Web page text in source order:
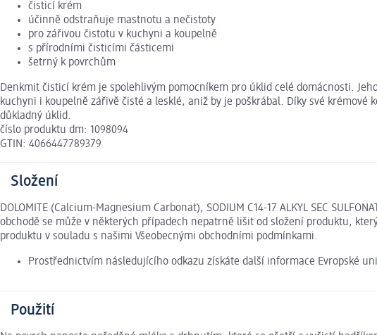
čisticí krém
účinně odstraňuje mastnotu a nečistoty
pro zářivou čistotu v kuchyni a koupelně
s přírodními čisticími částicemi
šetrný k povrchům
Denkmit čisticí krém je spolehlivým pomocníkem pro úklid celé domácnosti.
kuchyni i koupelně zářivě čisté a lesklé, aniž by je poškrábal. Díky své
důkladný úklid.
číslo produktu dm: 1098094
GTIN: 4066447789379
Složení
DOLOMITE (Calcium-Magnesium Carbonat), SODIUM C14-17 ALKYL SEC
obchodě se může v některých případech nepatrně lišit od složení produktu,
produktu v souladu s našimi Všeobecnými obchodními podmínkami.
Prostřednictvím následujícího odkazu získáte další informace Evropské
Použití